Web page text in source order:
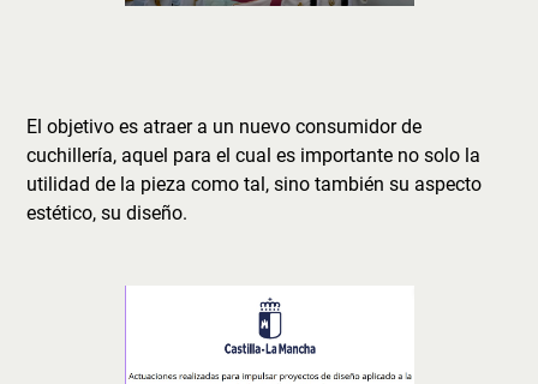
El objetivo es atraer a un nuevo consumidor de
cuchillería, aquel para el cual es importante no solo la
utilidad de la pieza como tal, sino también su aspecto
estético, su diseño.